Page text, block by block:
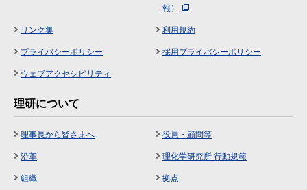
報）
リンク集 利用規約
プライバシーポリシー 採用プライバシーポリシー
ウェブアクセシビリティ
理研について
理事長から皆さまへ 役員・顧問等
沿革 理化学研究所 行動規範
組織 拠点